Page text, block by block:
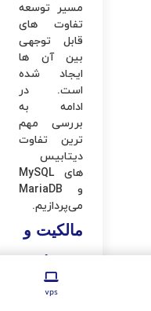
مسیر توسعه
تفاوت های
قابل توجهی
بین آن ها
ایجاد شده
است. در
ادامه به
بررسی مهم
ترین تفاوت
دیتابیس
های MySQL
و MariaDB
می‌پردازیم.
مالکیت و
بودنvps